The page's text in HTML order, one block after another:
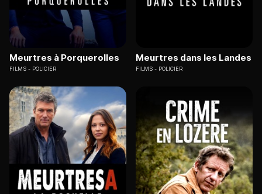
Meurtres à Porquerolles
FILMS POLICIER
Meurtres dans les Landes
FILMS POLICIER